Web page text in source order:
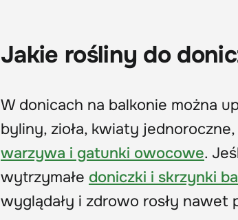
Jakie rośliny do
W donicach na balkonie można
byliny, zioła, kwiaty
warzywa i gatunki owocowe.
wytrzymałe doniczki i skrzynki
wyglądały i zdrowo rosły nawet